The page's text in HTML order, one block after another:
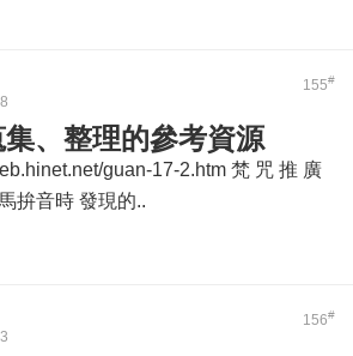
155#
、整理的參考資源
guan-17-2.htm 梵 咒 推 廣
拚音時 發現的..
156#